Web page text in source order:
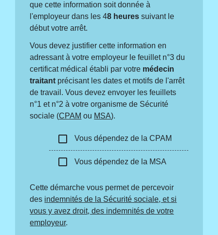
que cette information soit donnée à
l'employeur dans les 48 heures suivant le
début votre arrêt.
Vous devez justifier cette information en
adressant à votre employeur le feuillet n°3 du
certificat médical établi par votre médecin
traitant précisant les dates et motifs de l'arrêt
de travail. Vous devez envoyer les feuillets
n°1 et n°2 à votre organisme de Sécurité
sociale (CPAM ou MSA).
check_box_outline_blank Vous dépendez de la CPAM
check_box_outline_blank Vous dépendez de la MSA
Cette démarche vous permet de percevoir
des indemnités de la Sécurité sociale, et si
vous y avez droit, des indemnités de votre
employeur.